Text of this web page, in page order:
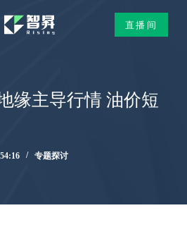
直播间
缘主导行情 油价短
专题探讨